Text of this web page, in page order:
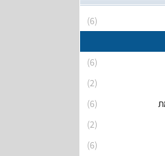
(6)
(6)
(2)
(6)
(2)
(6)